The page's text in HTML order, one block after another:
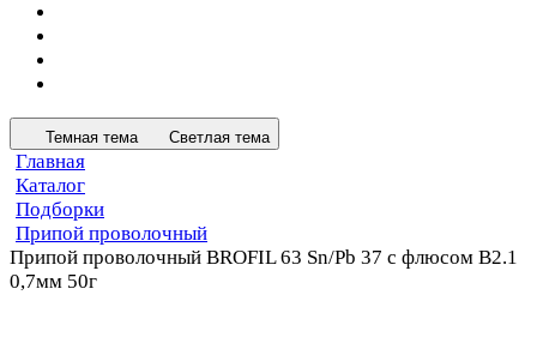
Темная тема Светлая тема
Главная
Каталог
Подборки
Припой проволочный
Припой проволочный BROFIL 63 Sn/Pb 37 с флюсом B2.1
0,7мм 50г